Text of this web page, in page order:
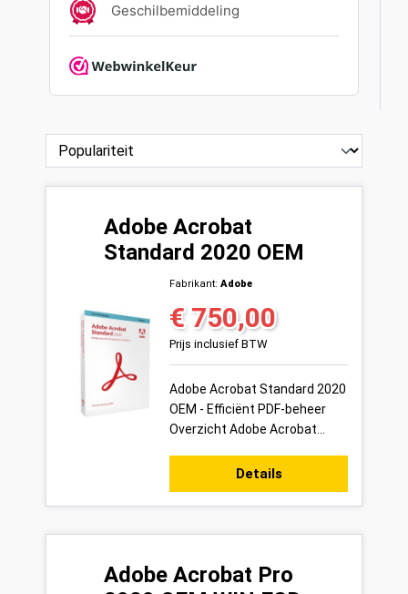
Adobe Acrobat
Standard 2020 OEM
Fabrikant: Adobe
Normale prijs:
€ 750,00
Prijs inclusief BTW
Adobe Acrobat Standard 2020
OEM - Efficiënt PDF-beheer
Overzicht Adobe Acrobat
nieuwste versie van Adobe's
toonaangev...
Details
Adobe Acrobat Pro